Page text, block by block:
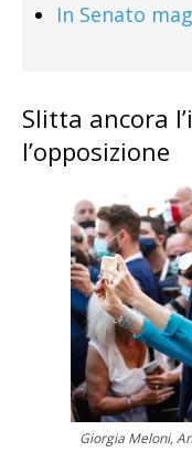
In Senato
Slitta ancora
l’opposizione
Giorgia Meloni,